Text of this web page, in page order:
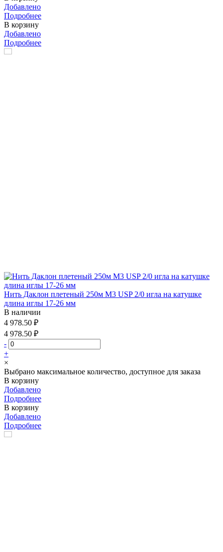
Добавлено
Подробнее
В корзину
Добавлено
Подробнее
Нить Даклон плетеный 250м М3 USP 2/0 игла на катушке
длина иглы 17-26 мм
В наличии
4 978.50 ₽
4 978.50 ₽
-
+
×
Выбрано максимальное количество, доступное для заказа
В корзину
Добавлено
Подробнее
В корзину
Добавлено
Подробнее